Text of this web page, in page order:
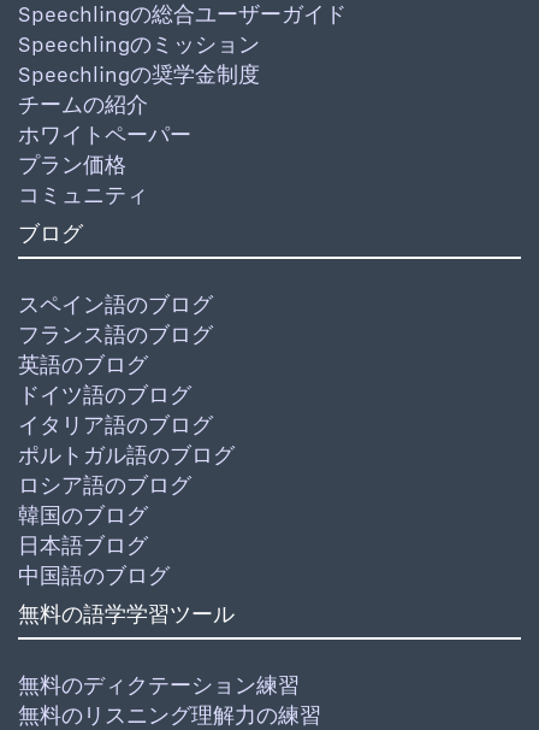
Speechlingの総合ユーザーガイド
Speechlingのミッション
Speechlingの奨学金制度
チームの紹介
ホワイトペーパー
プラン価格
コミュニティ
ブログ
スペイン語のブログ
フランス語のブログ
英語のブログ
ドイツ語のブログ
イタリア語のブログ
ポルトガル語のブログ
ロシア語のブログ
韓国のブログ
日本語ブログ
中国語のブログ
無料の語学学習ツール
無料のディクテーション練習
無料のリスニング理解力の練習